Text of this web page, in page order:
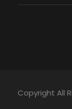
Copyright All